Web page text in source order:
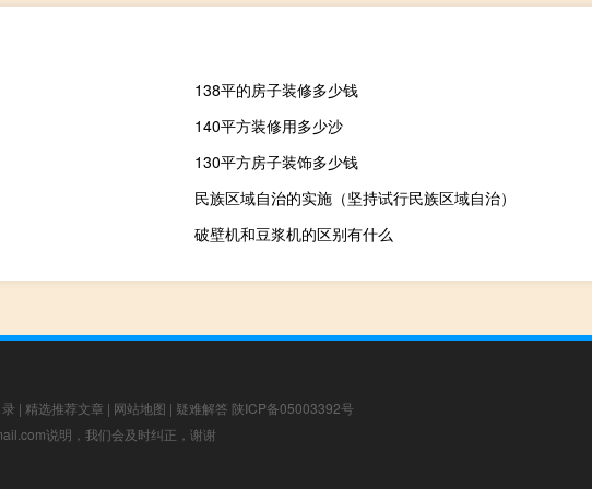
138平的房子装修多少钱
140平方装修用多少沙
130平方房子装饰多少钱
民族区域自治的实施（坚持试行民族区域自治）
破壁机和豆浆机的区别有什么
| 精选推荐文章 | 网站地图 | 疑难解答 陕ICP备05003392号
说明，我们会及时纠正，谢谢